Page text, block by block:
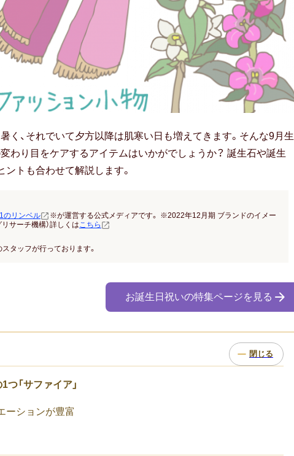
く、それでいて夕方以降は肌寒い日も増えてきます。そんな9月生
わり目をケアするアイテムはいかがでしょうか？ 誕生石や誕生
ントも合わせて解説します。
のリンベル
※が運営する公式メディアです。 ※2022年12月期 ブランドのイメー
サーチ機構）詳しくは こちら
タッフが行っております。
お誕生日祝いの特集ページを見る
「サファイア」
ーションが豊富